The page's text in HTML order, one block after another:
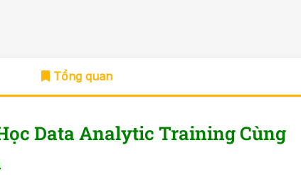
Tổng quan
Data Analytic Training Cùng